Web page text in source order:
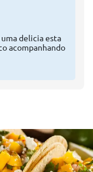
delicia esta
acompanhando